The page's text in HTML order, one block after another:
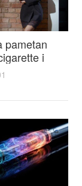
pametan
i
postići
cigarete